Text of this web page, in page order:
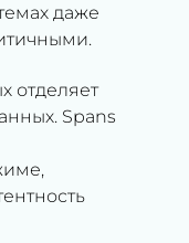
даже
отделяет
Spans